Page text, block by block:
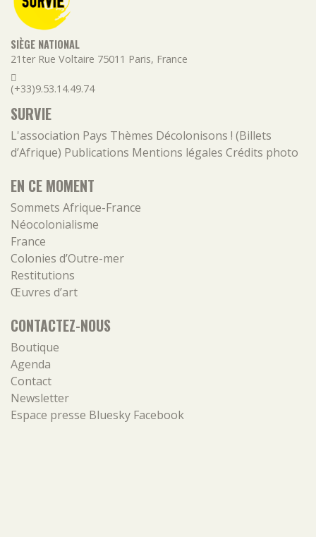
SIÈGE NATIONAL
21ter Rue Voltaire 75011 Paris, France
(+33)9.53.14.49.74
SURVIE
L'association Pays Thèmes Décolonisons ! (Billets
d’Afrique) Publications Mentions légales Crédits photo
EN CE MOMENT
Sommets Afrique-France
Néocolonialisme
France
Colonies d’Outre-mer
Restitutions
Œuvres d’art
CONTACTEZ-NOUS
Boutique
Agenda
Contact
Newsletter
Espace presse Bluesky Facebook